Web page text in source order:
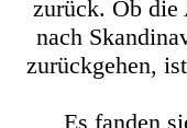
zurück. Ob die
nach
zurückgehen,
Es fanden